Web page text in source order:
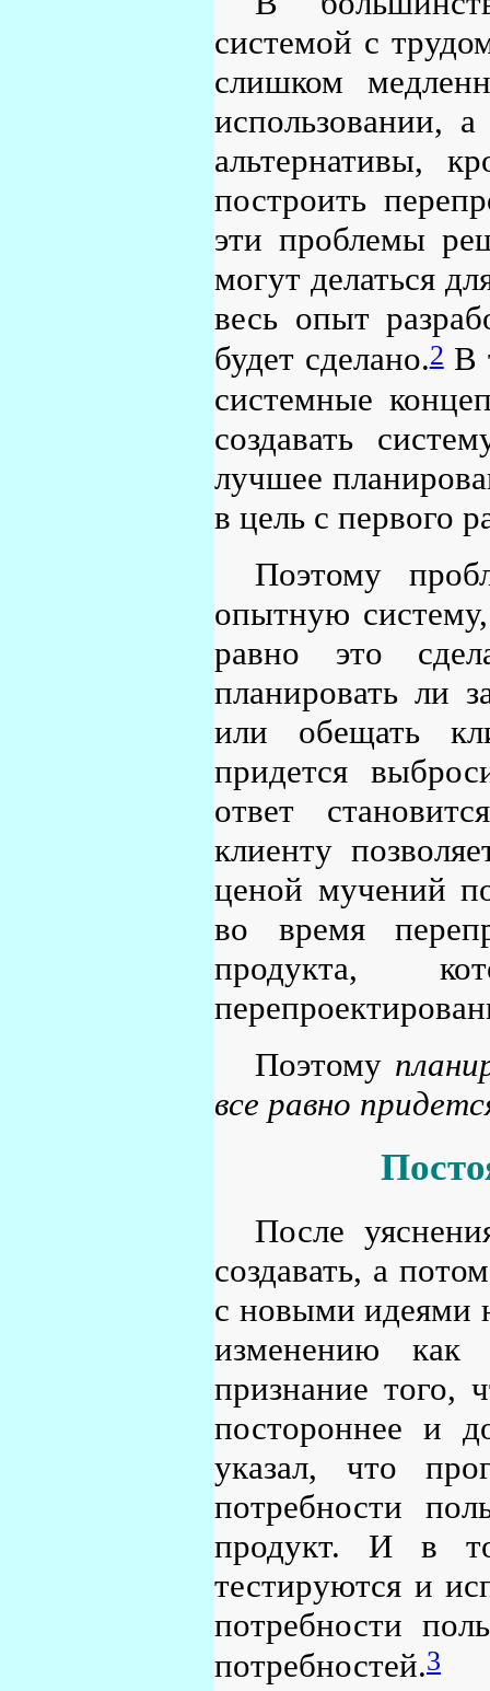
системой с
слишком
использовании,
альтернативы,
построить
эти проблемы
могут делаться
весь опыт
будет сделано.2В
системные
создавать
лучшее
в цель с первого
Поэтому
опытную
равно это
планировать ли
или обещать
придется
ответ
клиенту
ценой мучений
во время
продукта,
Поэтому
все равно
После
создавать, а
с новыми идеями
изменению
признание того,
постороннее и
указал, что
потребности
продукт. И в
тестируются и
потребности
потребностей.3